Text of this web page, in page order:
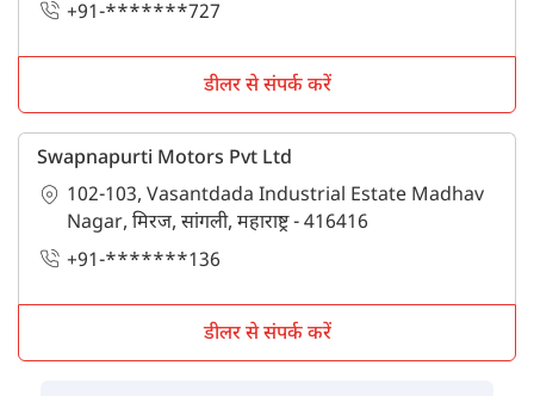
+91-*******727
डीलर से संपर्क करें
Swapnapurti Motors Pvt Ltd
102-103, Vasantdada Industrial Estate Madhav
Nagar, मिरज, सांगली, महाराष्ट्र - 416416
+91-*******136
डीलर से संपर्क करें